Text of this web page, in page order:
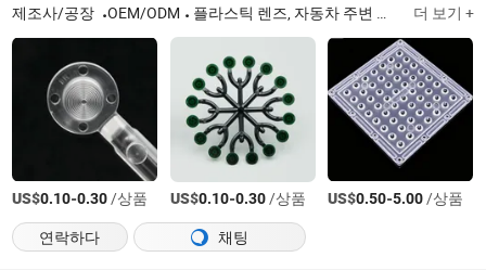
제조사/공장
OEM/ODM 플라스틱 렌즈, 자동차 주변 조명, 조명 렌즈, 사출 성형, 빛 안내 스트립, 가로등 렌즈, 환영 램프 더 보기 +
US$0.10-0.30/상품 US$0.10-0.30/상품 US$0.50-5.00/상품
연락하다
채팅